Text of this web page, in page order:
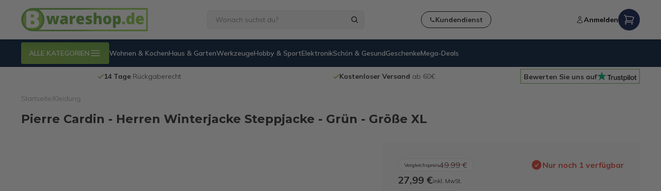
Kundendienst Anmelden
ALLE KATEGORIEN Wohnen & KochenHaus & GartenWerkzeugeHobby & SportElektronikSchön & GesundGeschenkeMega-Deals
Rückgaberecht Kostenloser Versandab 60€ Nachhaltigkeit= B-Ware
Bewerten Sie uns auf
Startseite Kleidung
Pierre Cardin - Herren Winterjacke Steppjacke - Grün - Größe XL
Vergleichspreis49,99 € Nur noch 1 verfügbar
27,99 €inkl. MwSt.